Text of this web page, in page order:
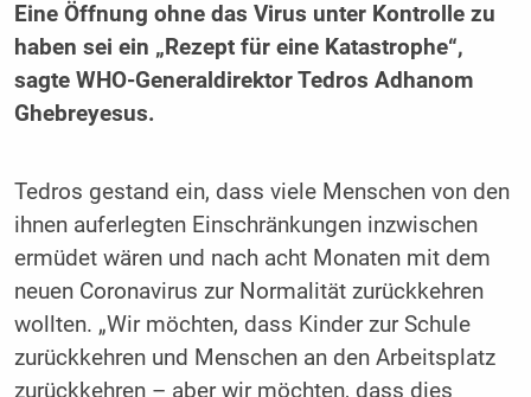
Eine Öffnung ohne das Virus unter Kontrolle zu
haben sei ein „Rezept für eine Katastrophe“,
sagte WHO-Generaldirektor Tedros Adhanom
Ghebreyesus.
Tedros gestand ein, dass viele Menschen von den
ihnen auferlegten Einschränkungen inzwischen
ermüdet wären und nach acht Monaten mit dem
neuen Coronavirus zur Normalität zurückkehren
wollten. „Wir möchten, dass Kinder zur Schule
zurückkehren und Menschen an den Arbeitsplatz
zurückkehren – aber wir möchten, dass dies